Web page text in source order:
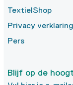
TextielShop
Privacy verklaring
Pers
Blijf op de